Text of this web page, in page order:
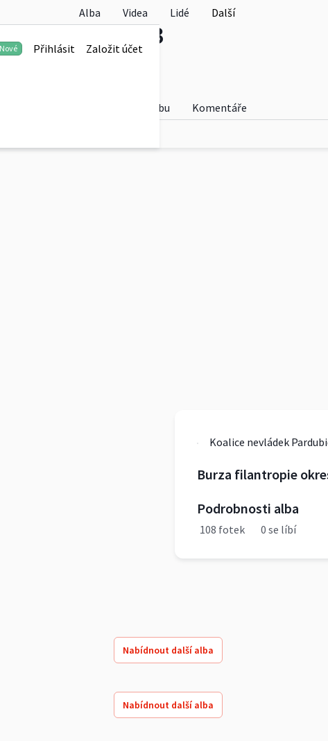
Alba Videa Lidé Další
Nové Přihlásit Založit účet
Svitavy 2023
O albu
Komentáře
Koalice nevládek
Burza filantropie
Podrobnosti alba
108 fotek 0 se líbí
Nabídnout další alba
Nabídnout další alba